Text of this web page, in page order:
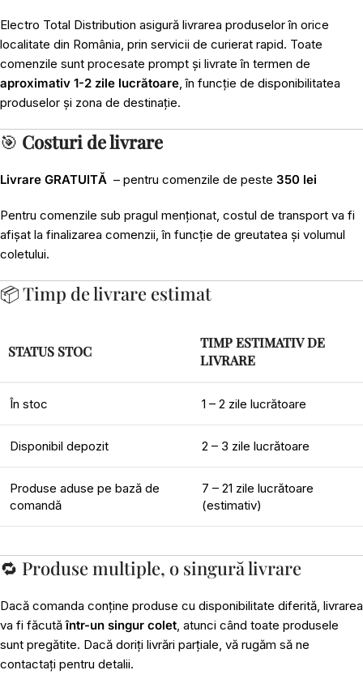
Electro Total Distribution asigură livrarea produselor în orice
localitate din România, prin servicii de curierat rapid. Toate
comenzile sunt procesate prompt și livrate în termen de
aproximativ 1-2 zile lucrătoare, în funcție de disponibilitatea
produselor și zona de destinație.
🎯 Costuri de livrare
Livrare GRATUITĂ – pentru comenzile de peste 350 lei
Pentru comenzile sub pragul menționat, costul de transport va fi
afișat la finalizarea comenzii, în funcție de greutatea și volumul
coletului.
📦 Timp de livrare estimat
STATUS STOC
TIMP ESTIMATIV DE
LIVRARE
În stoc 1 – 2 zile lucrătoare
Disponibil depozit 2 – 3 zile lucrătoare
Produse aduse pe bază de
comandă
7 – 21 zile lucrătoare
(estimativ)
🔁 Produse multiple, o singură livrare
Dacă comanda conține produse cu disponibilitate diferită, livrarea
va fi făcutăîntr-un singur colet, atunci când toate produsele
sunt pregătite. Dacă doriți livrări parțiale, vă rugăm să ne
contactați pentru detalii.